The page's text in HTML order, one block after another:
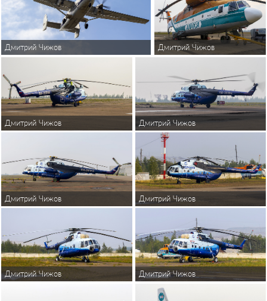
Дмитрий Чижов Дмитрий Чижов
Дмитрий Чижов Дмитрий Чижов
Дмитрий Чижов Дмитрий Чижов
Дмитрий Чижов Дмитрий Чижов